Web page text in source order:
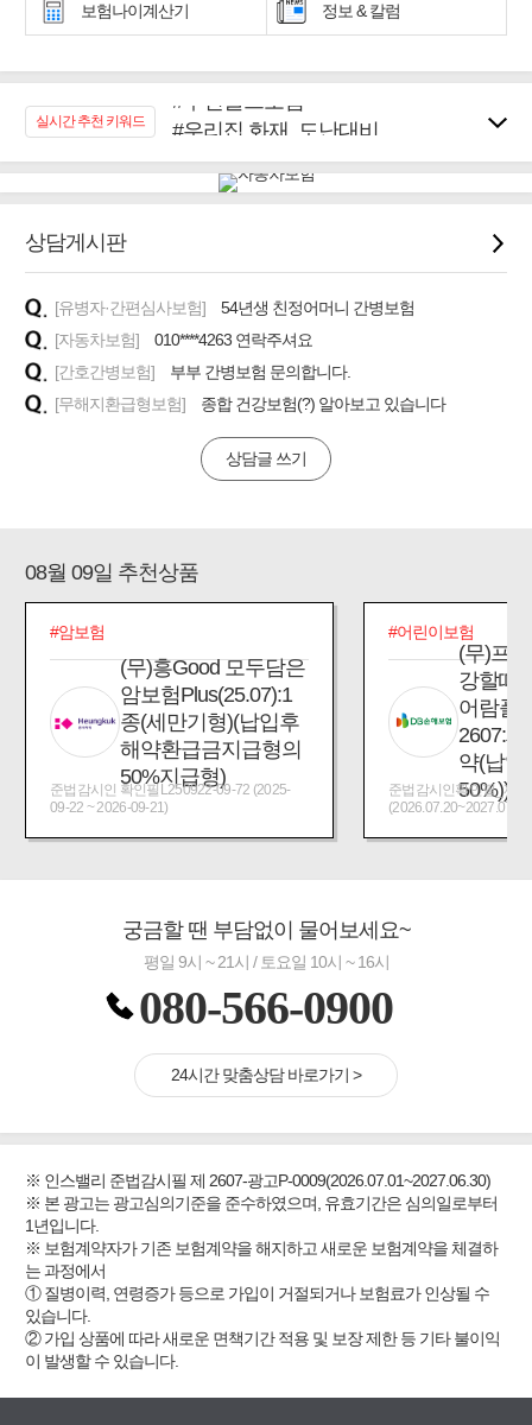
보험나이계산기 정보 & 칼럼
실시간 추천 키워드
#우리집 화재, 도난대비
#임플란트, 치아치료보장
#무해지 건강보험
#바뀌기전에 4세대 가입
상담게시판
[유병자·간편심사보험]
54년생 친정어머니 간병보험
[자동차보험]
010****4263 연락주셔요
[간호간병보험]
부부 간병보험 문의합니다.
[무해지환급형보험]
종합 건강보험(?) 알아보고 있습니다
상담글 쓰기
08월 09일 추천상품
#암보험
(무)흥Good 모두담은
암보험Plus(25.07):1
종(세만기형)(납입후
해약환급금지급형의
50%지급형)
준법감시인 확인필L250922-09-72 (2025-
09-22 ~ 2026-09-21)
#어린이보험
(무)프
강할때
어람플
2607:
약(납입
50%))
준법감시인확인필_제
궁금할 땐 부담없이 물어보세요~
평일 9시 ~ 21시 / 토요일 10시 ~ 16시
080-566-0900
24시간 맞춤상담 바로가기 >
※ 인스밸리 준법감시필 제 2607-광고P-0009(2026.07.01~2027.06.30)
※ 본 광고는 광고심의기준을 준수하였으며, 유효기간은 심의일로부터
1년입니다.
※ 보험계약자가 기존 보험계약을 해지하고 새로운 보험계약을 체결하
는 과정에서
① 질병이력, 연령증가 등으로 가입이 거절되거나 보험료가 인상될 수
있습니다.
② 가입 상품에 따라 새로운 면책기간 적용 및 보장 제한 등 기타 불이익
이 발생할 수 있습니다.